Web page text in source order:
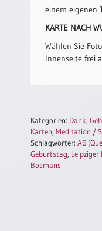
Poster
Neuerscheinungen
Einzelposter
Sortimente
Hefte
einem eigenen
KARTE NACH
Wählen Sie
Innenseite frei
Kategorien: Dank,
Karten,Meditation /
Schlagwörter:A6
Geburtstag, Leipziger
Bosmans